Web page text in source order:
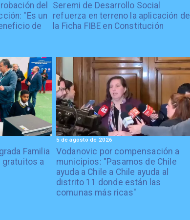
del
"Es un
de
Seremi de Desarrollo Social
refuerza en terreno la aplicación de
la Ficha FIBE en Constitución
Familia
a
Vodanovic por compensación a
municipios: "Pasamos de Chile
ayuda a Chile a Chile ayuda al
distrito 11 donde están las
comunas más ricas"
5 de agosto de 2026